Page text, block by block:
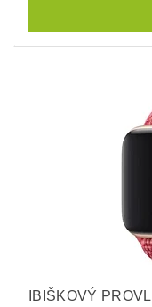
IBIŠKOVÝ